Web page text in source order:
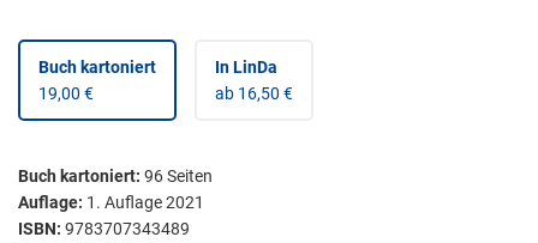
Buch kartoniert
19,00 €
In LinDa
ab 16,50 €
Buch kartoniert: 96Seiten
Auflage: 1. Auflage 2021
ISBN: 9783707343489